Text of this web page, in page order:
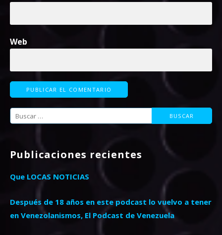
Web
Buscar:
Publicaciones recientes
Que LOCAS NOTICIAS
Después de 18 años en este podcast lo vuelvo a tener
en Venezolanismos, El Podcast de Venezuela